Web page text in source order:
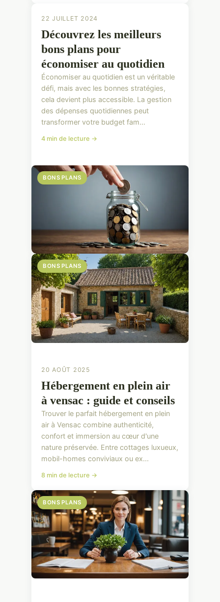
BONS PLANS
22 JUILLET 2024
Découvrez les meilleurs
bons plans pour
économiser au quotidien
Économiser au quotidien est un véritable
défi, mais avec les bonnes stratégies,
cela devient plus accessible. La gestion
des dépenses quotidiennes peut
transformer votre budget fam...
4 min de lecture →
BONS PLANS
20 AOÛT 2025
Hébergement en plein air
à vensac : guide et conseils
Trouver le parfait hébergement en plein
air à Vensac combine authenticité,
confort et immersion au cœur d'une
nature préservée. Entre cottages luxueux,
mobil-homes conviviaux ou ex...
8 min de lecture →
BONS PLANS